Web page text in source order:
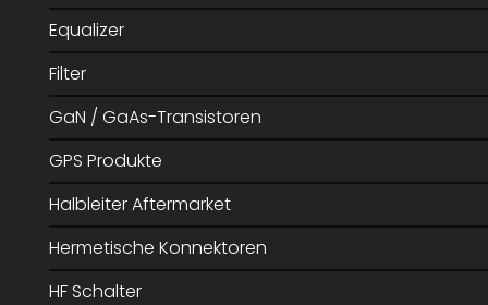
Equalizer
Filter
GaN / GaAs-Transistoren
GPS Produkte
Halbleiter Aftermarket
Hermetische Konnektoren
HF Schalter